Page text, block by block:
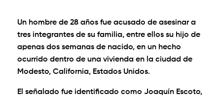
Un hombre de 28 años fue acusado de asesinar a
tres integrantes de su familia, entre ellos su hijo de
apenas dos semanas de nacido, en un hecho
ocurrido dentro de una vivienda en la ciudad de
Modesto, California, Estados Unidos.
El señalado fue identificado como Joaquín Escoto,